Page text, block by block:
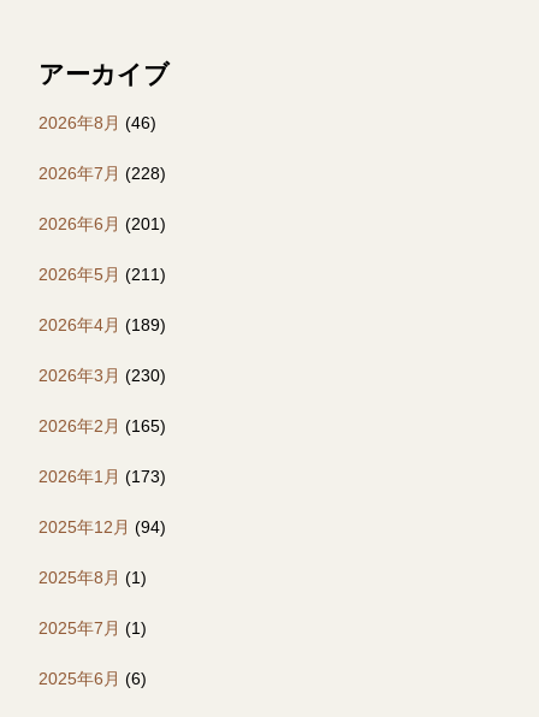
アーカイブ
2026年8月 (46)
2026年7月 (228)
2026年6月 (201)
2026年5月 (211)
2026年4月 (189)
2026年3月 (230)
2026年2月 (165)
2026年1月 (173)
2025年12月 (94)
2025年8月 (1)
2025年7月 (1)
2025年6月 (6)